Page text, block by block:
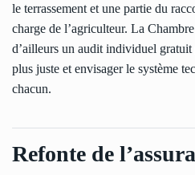
le terrassement et une partie du
charge de l’agriculteur. La
d’ailleurs un audit individuel gratuit
plus juste et envisager le système
chacun.
Refonte de